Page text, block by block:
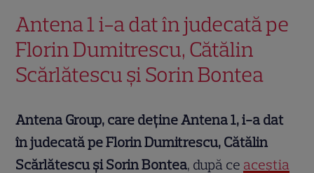
Antena 1 i-a dat în judecată pe
Florin Dumitrescu, Cătălin
Scărlătescu şi Sorin Bontea
Antena Group, care deţine Antena 1, i-a dat
în judecată pe Florin Dumitrescu, Cătălin
Scărlătescu şi Sorin Bontea, după ce aceștia